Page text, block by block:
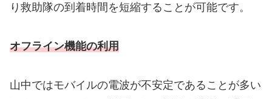
り救助隊の到着時間を短縮することが可能です。
オフライン機能の利用
山中ではモバイルの電波が不安定であることが多い